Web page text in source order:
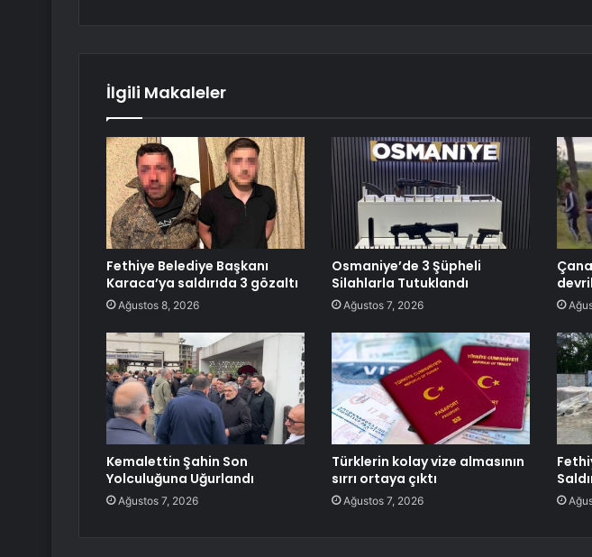
İlgili Makaleler
Fethiye Belediye Başkanı
Karaca’ya saldırıda 3 gözaltı
Ağustos 8, 2026
Osmaniye’de 3 Şüpheli
Silahlarla Tutuklandı
Ağustos 7, 2026
Kemalettin Şahin Son
Yolculuğuna Uğurlandı
Ağustos 7, 2026
Türklerin kolay vize almasının
sırrı ortaya çıktı
Ağustos 7, 2026